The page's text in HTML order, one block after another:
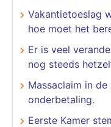
Vakantietoeslag
hoe moet het
Er is veel
nog steeds
Massaclaim in
onderbetaling.
Eerste Kamer